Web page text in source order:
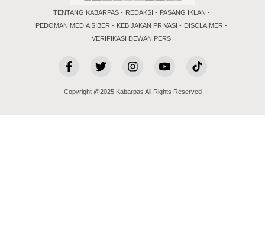
TENTANG KABARPAS REDAKSI
PASANG IKLAN
PEDOMAN MEDIA SIBER
KEBIJAKAN PRIVASI
DISCLAIMER
VERIFIKASI DEWAN PERS
Copyright @2025 Kabarpas All Rights Reserved